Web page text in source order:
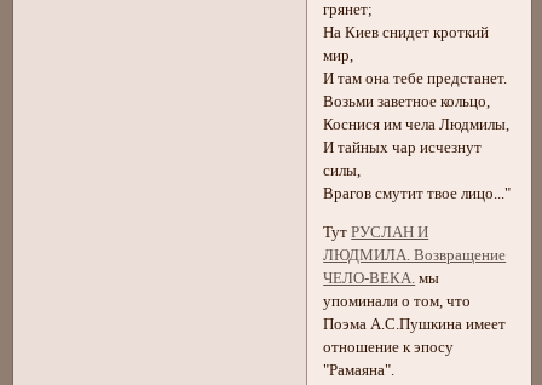
грянет;
На Киев снидет кроткий
мир,
И там она тебе предстанет.
Возьми заветное кольцо,
Коснися им чела Людмилы,
И тайных чар исчезнут
силы,
Врагов смутит твое лицо..."
ТутРУСЛАН И
ЛЮДМИЛА. Возвращение
ЧЕЛО-ВЕКА. мы
упоминали о том, что
Поэма А.С.Пушкина имеет
отношение к эпосу
"Рамаяна".